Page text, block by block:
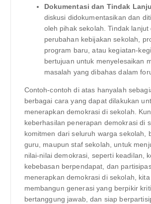
Dokumentasi dan Tindak
diskusi didokumentasikan dan
oleh pihak sekolah. Tindak lanjut
perubahan kebijakan sekolah,
program baru, atau kegiatan-
bertujuan untuk menyelesaikan
masalah yang dibahas dalam
Contoh-contoh di atas hanyalah
berbagai cara yang dapat dilakukan
menerapkan demokrasi di sekolah.
keberhasilan penerapan demokrasi di
komitmen dari seluruh warga sekolah,
guru, maupun staf sekolah, untuk
nilai-nilai demokrasi, seperti keadilan,
kebebasan berpendapat, dan
menerapkan demokrasi di sekolah,
membangun generasi yang berpikir
bertanggung jawab, dan siap